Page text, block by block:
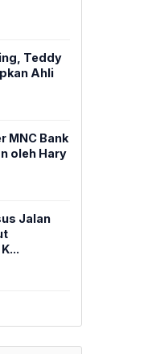
Teddy
Ahli
MNC Bank
oleh Hary
Jalan